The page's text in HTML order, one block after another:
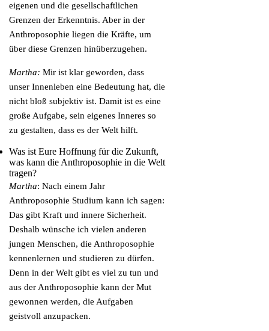
eigenen und die gesellschaftlichen
Grenzen der Erkenntnis. Aber in der
Anthroposophie liegen die Kräfte, um
über diese Grenzen hinüberzugehen.
Martha: Mir ist klar geworden, dass
unser Innenleben eine Bedeutung hat, die
nicht bloß subjektiv ist. Damit ist es eine
große Aufgabe, sein eigenes Inneres so
zu gestalten, dass es der Welt hilft.
Was ist Eure Hoffnung für die Zukunft,
was kann die Anthroposophie in die Welt
tragen?
Martha: Nach einem Jahr
Anthroposophie Studium kann ich sagen:
Das gibt Kraft und innere Sicherheit.
Deshalb wünsche ich vielen anderen
jungen Menschen, die Anthroposophie
kennenlernen und studieren zu dürfen.
Denn in der Welt gibt es viel zu tun und
aus der Anthroposophie kann der Mut
gewonnen werden, die Aufgaben
geistvoll anzupacken.